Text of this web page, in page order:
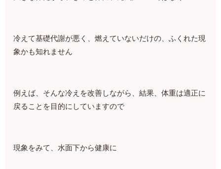
冷えて基礎代謝が悪く、燃えていないだけの、ふくれた現
象かも知れません
例えば、そんな冷えを改善しながら、結果、体重は適正に
戻ることを目的にしていますので
現象をみて、水面下から健康に